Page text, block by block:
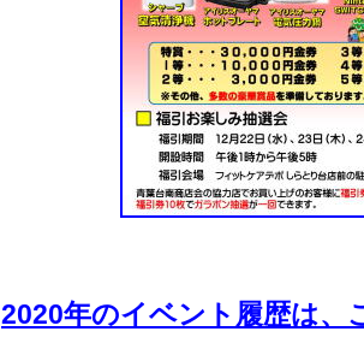
2020年のイベント履歴は、